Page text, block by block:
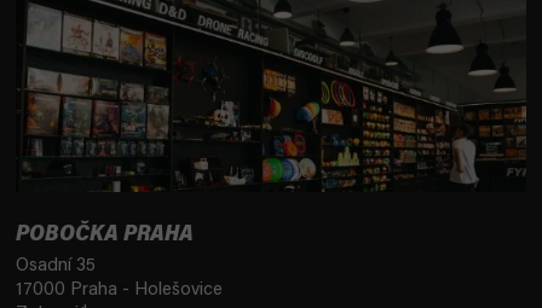
POBOČKA PRAHA
Osadní 35
17000 Praha - Holešovice